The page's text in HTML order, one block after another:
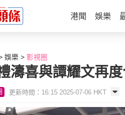
港聞 娛樂
娛樂 影視圈
濤喜與譚耀文再
更新時間：16:15 2025-07-06 HKT